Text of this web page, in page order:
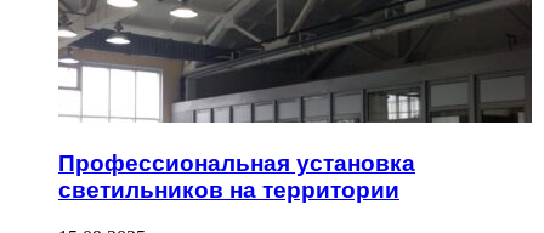
Профессиональная установка
светильников на территории